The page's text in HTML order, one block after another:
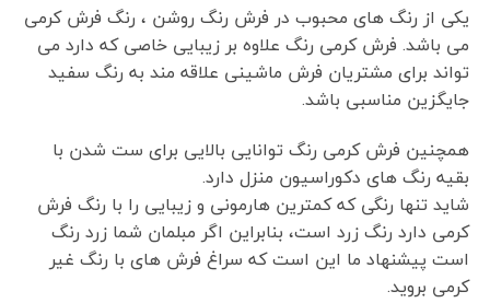
یکی از رنگ های محبوب در فرش رنگ روشن ، رنگ فرش کرمی
می باشد. فرش کرمی رنگ علاوه بر زیبایی خاصی که دارد می
تواند برای مشتریان فرش ماشینی علاقه مند به رنگ سفید
جایگزین مناسبی باشد.
همچنین فرش کرمی رنگ توانایی بالایی برای ست شدن با
بقیه رنگ های دکوراسیون منزل دارد.
شاید تنها رنگی که کمترین هارمونی و زیبایی را با رنگ فرش
کرمی دارد رنگ زرد است، بنابراین اگر مبلمان شما زرد رنگ
است پیشنهاد ما این است که سراغ فرش های با رنگ غیر
کرمی بروید.